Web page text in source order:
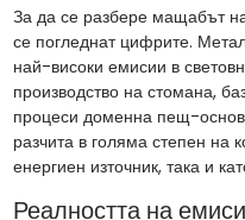
За да се разбере мащабът
се погледнат цифрите.
най-високи емисии в
производство на стомана,
процеси доменна пещ-
разчита в голяма степен на
енергиен източник, така и
Реалността на